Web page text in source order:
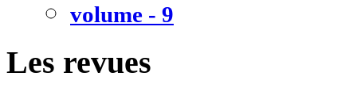
volume - 9
Les revues